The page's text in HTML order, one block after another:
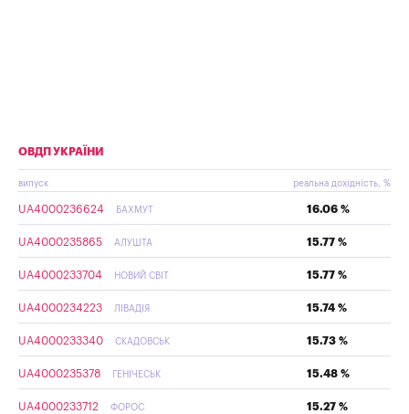
ОВДП УКРАЇНИ
випуск реальна дохідність, %
UA4000236624 БАХМУТ 16.06 %
UA4000235865 АЛУШТА 15.77 %
UA4000233704 НОВИЙ СВІТ 15.77 %
UA4000234223 ЛІВАДІЯ 15.74 %
UA4000233340 СКАДОВСЬК 15.73 %
UA4000235378 ГЕНІЧЕСЬК 15.48 %
UA4000233712 ФОРОС 15.27 %